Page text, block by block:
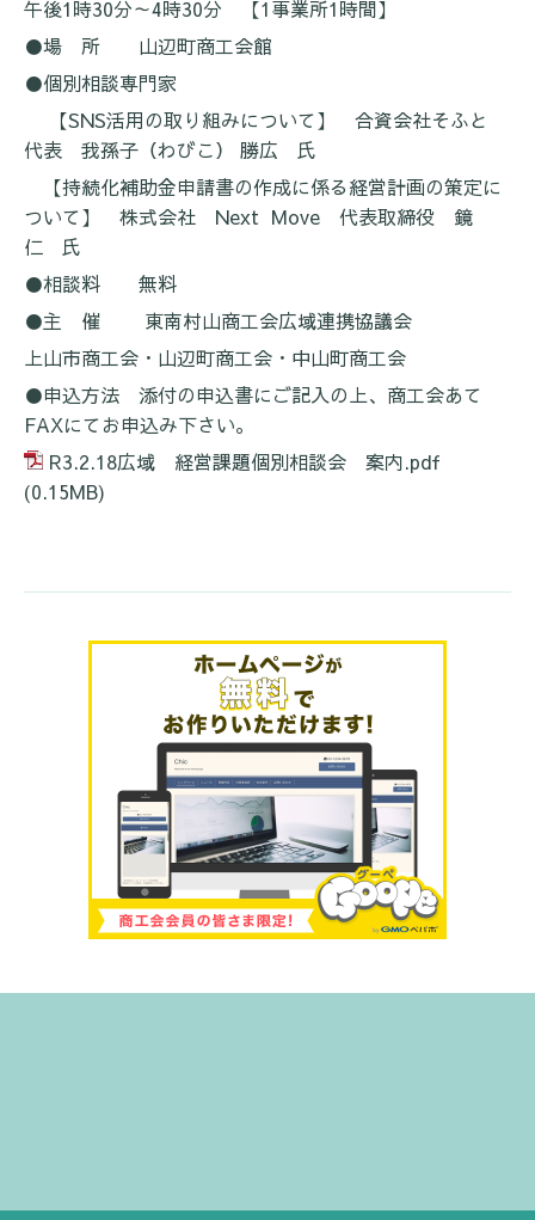
午後1時30分～4時30分 【1事業所1時間】
●場 所 山辺町商工会館
●個別相談専門家
【SNS活用の取り組みについて】 合資会社そふと
代表 我孫子（わびこ） 勝広 氏
【持続化補助金申請書の作成に係る経営計画の策定に
ついて】 株式会社 Next Move 代表取締役 鏡
仁 氏
●相談料 無料
●主 催 東南村山商工会広域連携協議会
上山市商工会・山辺町商工会・中山町商工会
●申込方法 添付の申込書にご記入の上、商工会あて
FAXにてお申込み下さい。
R3.2.18広域 経営課題個別相談会 案内.pdf
(0.15MB)